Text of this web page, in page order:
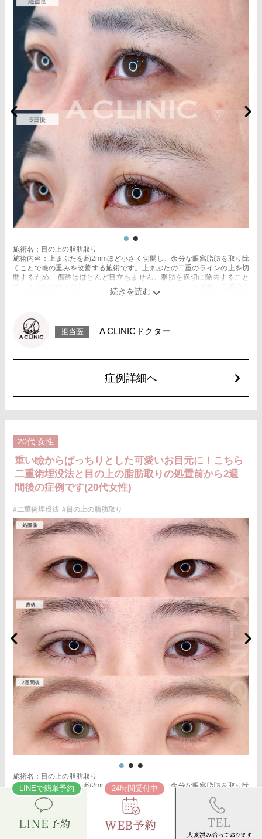
施術名：目の上の脂肪取り
施術内容：上まぶたを約2mmほど小さく切開し、余分な眼窩脂肪を取り除
くことで瞼の重みを改善する施術です。上まぶたの二重のラインの上を切
開するため、傷跡はほとんど目立ちません。脂肪を適切に除去すること
で、まぶたが軽くなり、目元がすっきりとした印象になります。二重のラ
インもよりくっきりと出やすくなるため、眠たそうな目元や重たいまぶた
リスク、副作用：腫れ、内出血、疼痛などが術後一時的に生じることがご
ざいます。また、稀に細菌感染症、左右差、肥厚性瘢痕、創部陥凹などが
オプション：笑気麻酔 3,300円(税込)
担当医 A CLINICドクター
症例詳細へ
20代 女性
重い瞼からぱっちりとした可愛いお目元に！こちら
二重術埋没法と目の上の脂肪取りの処置前から2週
間後の症例です(20代女性)
#二重術埋没法 #目の上の脂肪取り
施術名：目の上の脂肪取り
施術内容：上まぶたを約2mmほど小さく切開し、余分な眼窩脂肪を取り除
くことで瞼の重みを改善する施術です。上まぶたの二重のラインの上を切
開するため、傷跡はほとんど目立ちません。脂肪を適切に除去すること
で、まぶたが軽くなり、目元がすっきりとした印象になります。二重のラ
インもよりくっきりと出やすくなるため、眠たそうな目元や重たいまぶた
にお悩みの方に適した施術です。
LINEで簡単予約 24時間受付中